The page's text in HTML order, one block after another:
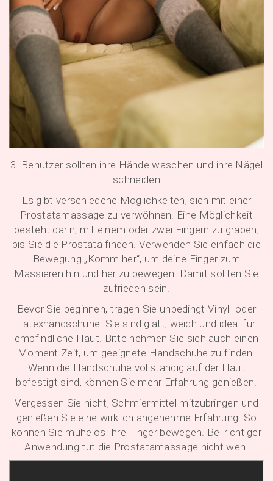
3. Benutzer sollten ihre Hände waschen und ihre Nägel
schneiden
Es gibt verschiedene Möglichkeiten, sich mit einer
Prostatamassage zu verwöhnen. Eine Möglichkeit
besteht darin, mit einem oder zwei Fingern zu graben,
bis Sie die Prostata finden. Verwenden Sie einfach die
Bewegung „Komm her“, um deine Finger zum
Massieren hin und her zu bewegen. Damit sollten Sie
zufrieden sein.
Bevor Sie beginnen, tragen Sie unbedingt Vinyl- oder
Latexhandschuhe. Sie sind glatt, weich und ideal für
empfindliche Haut. Bitte nehmen Sie sich auch einen
Moment Zeit, um geeignete Handschuhe zu finden.
Wenn die Handschuhe vollständig auf der Haut
befestigt sind, können Sie mehr Erfahrung genießen.
Vergessen Sie nicht, Schmiermittel mitzubringen und
genießen Sie eine wirklich angenehme Erfahrung. So
können Sie mühelos Ihre Finger bewegen. Bei richtiger
Anwendung tut die Prostatamassage nicht weh.